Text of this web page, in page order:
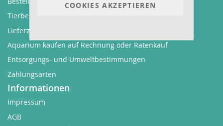
COOKIES AKZEPTIEREN
Tierbestellung
Lieferzeit und Versandkosten
Aquarium kaufen auf Rechnung oder Ratenkauf
Entsorgungs- und Umweltbestimmungen
Zahlungsarten
Informationen
Impressum
AGB